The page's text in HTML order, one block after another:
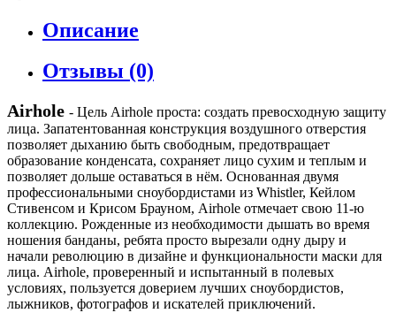
Описание
Отзывы (0)
Airhole - Цель Airhole проста: создать превосходную защиту
лица. Запатентованная конструкция воздушного отверстия
позволяет дыханию быть свободным, предотвращает
образование конденсата, сохраняет лицо сухим и теплым и
позволяет дольше оставаться в нём. Основанная двумя
профессиональными сноубордистами из Whistler, Кейлом
Стивенсом и Крисом Брауном, Airhole отмечает свою 11-ю
коллекцию. Рожденные из необходимости дышать во время
ношения банданы, ребята просто вырезали одну дыру и
начали революцию в дизайне и функциональности маски для
лица. Airhole, проверенный и испытанный в полевых
условиях, пользуется доверием лучших сноубордистов,
лыжников, фотографов и искателей приключений.